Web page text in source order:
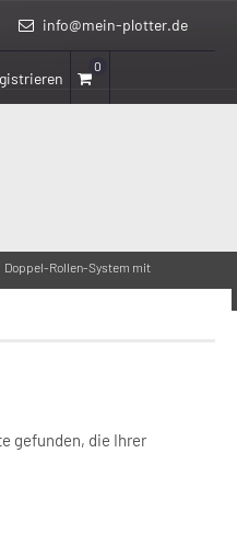
info@mein-plotter.de
0
Doppel-Rollen-System mit
mit intelligentem
gefunden, die Ihrer